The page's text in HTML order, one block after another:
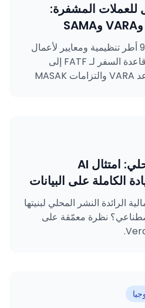
للعملات المشفرة:
شرح FATF وMiCA وVARA وSAMA
وMASAK وGDPR وKVKK وISO 27001
دليل مرجعي شامل لأهم 9 أطر تنظيمية ومعايير لأعمال
العملات المشفرة — من قاعدة السفر لـ FATF إلى
ترخيص MiCA وكتب قواعد VARA والتزامات MASAK
Vera AI للنشر المحلي: امتثال AI
الكاملة على البيانات
الرائدة النشر المحلي لبنيتها
نظرة معمّقة على